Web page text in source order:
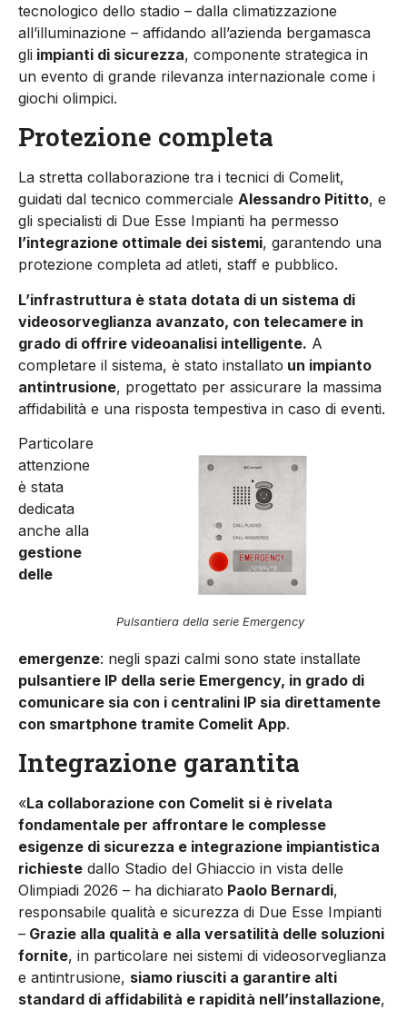
tecnologico dello stadio – dalla climatizzazione
all’illuminazione – affidando all’azienda bergamasca
gli impianti di sicurezza, componente strategica in
un evento di grande rilevanza internazionale come i
giochi olimpici.
Protezione completa
La stretta collaborazione tra i tecnici di Comelit,
guidati dal tecnico commerciale Alessandro Pititto, e
gli specialisti di Due Esse Impianti ha permesso
l’integrazione ottimale dei sistemi, garantendo una
protezione completa ad atleti, staff e pubblico.
L’infrastruttura è stata dotata di un sistema di
videosorveglianza avanzato, con telecamere in
grado di offrire videoanalisi intelligente. A
completare il sistema, è stato installato un impianto
antintrusione, progettato per assicurare la massima
affidabilità e una risposta tempestiva in caso di eventi.
Pulsantiera della serie Emergency
Particolare
attenzione
è stata
dedicata
anche alla
gestione
delle
emergenze: negli spazi calmi sono state installate
pulsantiere IP della serie Emergency, in grado di
comunicare sia con i centralini IP sia direttamente
con smartphone tramite Comelit App.
Integrazione garantita
«La collaborazione con Comelit si è rivelata
fondamentale per affrontare le complesse
esigenze di sicurezza e integrazione impiantistica
richieste dallo Stadio del Ghiaccio in vista delle
Olimpiadi 2026 – ha dichiarato Paolo Bernardi,
responsabile qualità e sicurezza di Due Esse Impianti
– Grazie alla qualità e alla versatilità delle soluzioni
fornite, in particolare nei sistemi di videosorveglianza
e antintrusione, siamo riusciti a garantire alti
standard di affidabilità e rapidità nell’installazione,